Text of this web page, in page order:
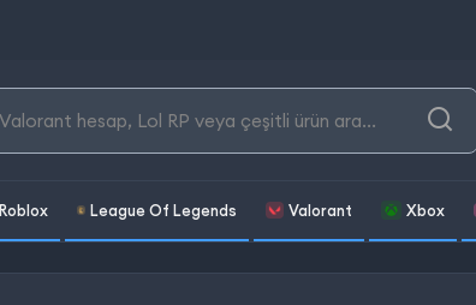
Roblox League Of Legends Valorant Xbox